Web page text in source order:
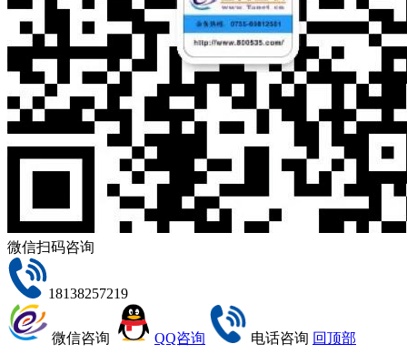
微信扫码咨询
18138257219
微信咨询 QQ咨询 电话咨询 回顶部